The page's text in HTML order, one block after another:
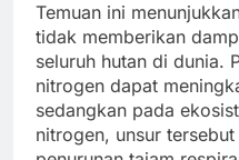
Temuan ini
tidak memberikan
seluruh hutan di dunia.
nitrogen dapat
sedangkan pada
nitrogen, unsur